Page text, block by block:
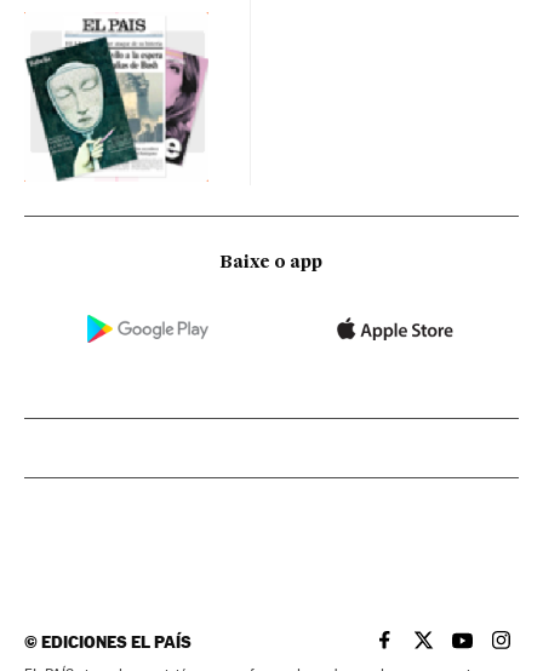
Baixe o app
©EDICIONES EL PAÍS EL PAÍS BRASIL EN
EL PAÍSEL PAÍS
EL